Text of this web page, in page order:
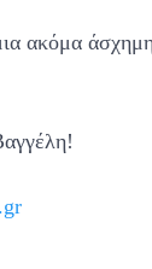
ακόμα